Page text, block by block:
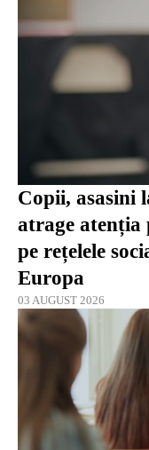
Copii, asasini
atrage
pe rețelele
Europa
03 AUGUST 2026